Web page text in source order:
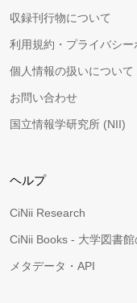
収録刊行物について
利用規約・プライバシー
個人情報の扱いについて
お問い合わせ
国立情報学研究所 (NII)
ヘルプ
CiNii Research
CiNii Books - 大学図書
メタデータ・API